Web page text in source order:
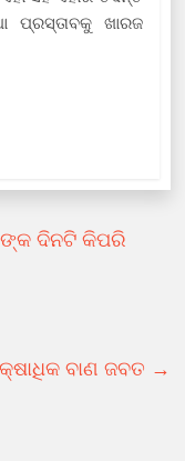
ଖାରଜ
ଦିନଟି କିପରି
ବାଣ ଜବତ →